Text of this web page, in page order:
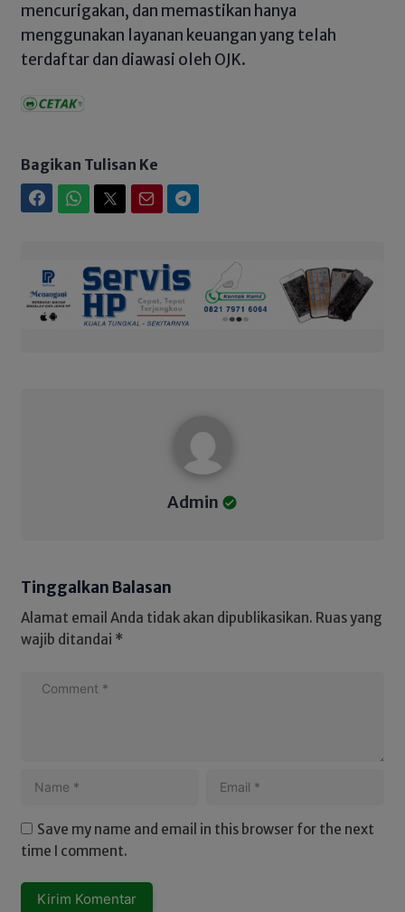
mencurigakan, dan memastikan hanya
menggunakan layanan keuangan yang telah
terdaftar dan diawasi oleh OJK.
Bagikan Tulisan Ke
Admin
Tinggalkan Balasan
Alamat email Anda tidak akan dipublikasikan. Ruas yang
wajib ditandai *
Save my name and email in this browser for the next
time I comment.